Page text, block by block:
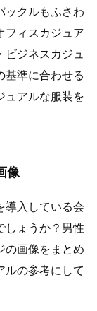
ックルもふさわ
フィスカジュア
ジネスカジュ
基準に合わせる
ュアルな服装を
像
導入している会
しょうか？男性
の画像をまとめ
ルの参考にして